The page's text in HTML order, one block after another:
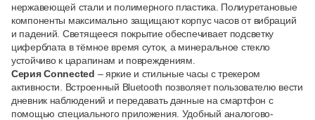
нержавеющей стали и полимерного пластика. Полиуретановые
компоненты максимально защищают корпус часов от вибраций
и падений. Светящееся покрытие обеспечивает подсветку
циферблата в тёмное время суток, а минеральное стекло
устойчиво к царапинам и повреждениям.
Серия Connected – яркие и стильные часы с трекером
активности. Встроенный Bluetooth позволяет пользователю вести
дневник наблюдений и передавать данные на смартфон с
помощью специального приложения. Удобный аналогово-